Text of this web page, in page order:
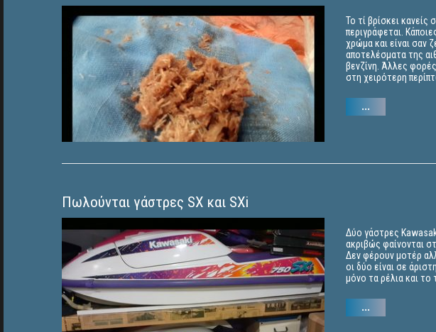
Το τί βρίσκει
περιγράφεται.
χρώμα και είναι σαν
αποτελέσματα της
βενζίνη. Άλλες
στη χειρότερη
...
Πωλούνται γάστρες SX και SXi
Δύο γάστρες
ακριβώς φαίνονται
Δεν φέρουν μοτέρ
οι δύο είναι σε
μόνο τα ρέλια και το
...